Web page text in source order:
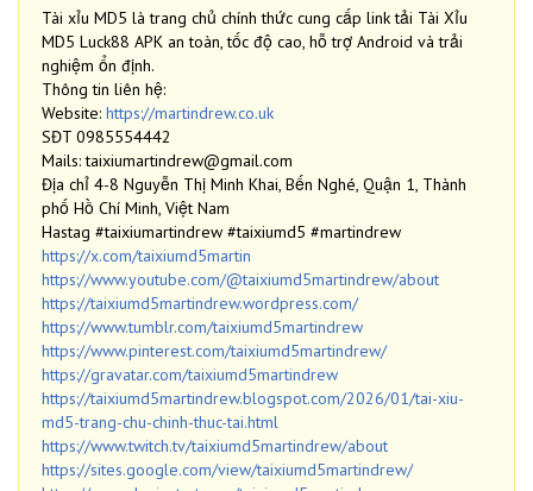
Tài xỉu MD5 là trang chủ chính thức cung cấp link tải Tài Xỉu
MD5 Luck88 APK an toàn, tốc độ cao, hỗ trợ Android và trải
nghiệm ổn định.
Thông tin liên hệ:
Website: https://martindrew.co.uk
SĐT 0985554442
Mails: taixiumartindrew@gmail.com
Địa chỉ 4-8 Nguyễn Thị Minh Khai, Bến Nghé, Quận 1, Thành
phố Hồ Chí Minh, Việt Nam
Hastag #taixiumartindrew #taixiumd5 #martindrew
https://x.com/taixiumd5martin
https://www.youtube.com/@taixiumd5martindrew/about
https://taixiumd5martindrew.wordpress.com/
https://www.tumblr.com/taixiumd5martindrew
https://www.pinterest.com/taixiumd5martindrew/
https://gravatar.com/taixiumd5martindrew
https://taixiumd5martindrew.blogspot.com/2026/01/tai-xiu-
md5-trang-chu-chinh-thuc-tai.html
https://www.twitch.tv/taixiumd5martindrew/about
https://sites.google.com/view/taixiumd5martindrew/